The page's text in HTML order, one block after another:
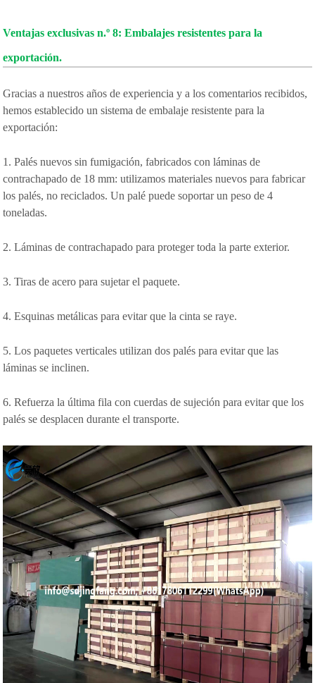
Ventajas exclusivas n.º 8: Embalajes resistentes para la
exportación.
Gracias a nuestros años de experiencia y a los comentarios recibidos,
hemos establecido un sistema de embalaje resistente para la
exportación:
1. Palés nuevos sin fumigación, fabricados con láminas de
contrachapado de 18 mm: utilizamos materiales nuevos para fabricar
los palés, no reciclados. Un palé puede soportar un peso de 4
toneladas.
2. Láminas de contrachapado para proteger toda la parte exterior.
3. Tiras de acero para sujetar el paquete.
4. Esquinas metálicas para evitar que la cinta se raye.
5. Los paquetes verticales utilizan dos palés para evitar que las
láminas se inclinen.
6. Refuerza la última fila con cuerdas de sujeción para evitar que los
palés se desplacen durante el transporte.